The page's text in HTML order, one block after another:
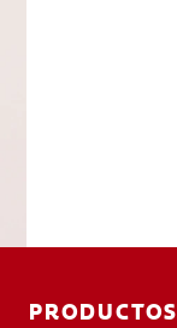
PRODUCTOS